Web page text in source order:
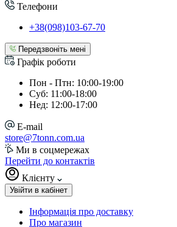
Телефони
+38(098)103-67-70
Передзвоніть мені
Графік роботи
Пон - Птн: 10:00-19:00
Суб: 11:00-18:00
Нед: 12:00-17:00
E-mail
store@7tonn.com.ua
Ми в соцмережах
Перейти до контактів
Клієнту
Увійти в кабінет
Інформація про доставку
Про магазин